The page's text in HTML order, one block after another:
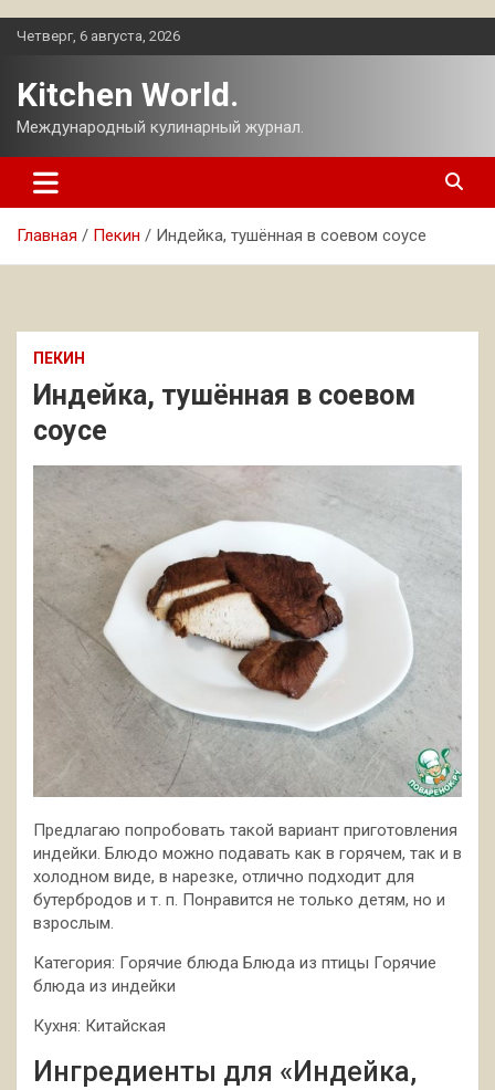
Перейти
Четверг, 6 августа, 2026
Kitchen World.
Международный кулинарный журнал.
Главная Пекин Индейка, тушённая в соевом соусе
ПЕКИН
Индейка, тушённая в соевом
соусе
Предлагаю попробовать такой вариант приготовления
индейки. Блюдо можно подавать как в горячем, так и в
холодном виде, в нарезке, отлично подходит для
бутербродов и т. п. Понравится не только детям, но и
взрослым.
Категория: Горячие блюда Блюда из птицы Горячие
блюда из индейки
Кухня: Китайская
Ингредиенты для «Индейка,